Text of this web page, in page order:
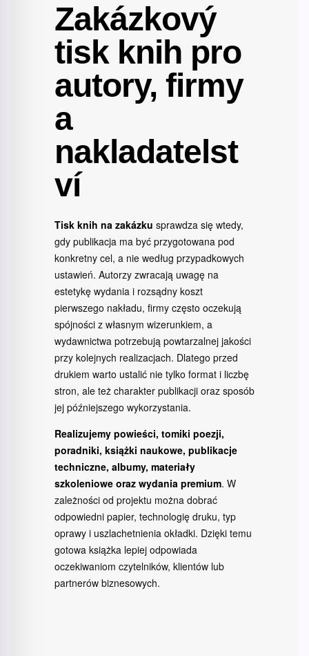
Zakázkový
tisk knih pro
autory, firmy
a
nakladatelst
ví
Tisk knih na zakázku sprawdza się wtedy,
gdy publikacja ma być przygotowana pod
konkretny cel, a nie według przypadkowych
ustawień. Autorzy zwracają uwagę na
estetykę wydania i rozsądny koszt
pierwszego nakładu, firmy często oczekują
spójności z własnym wizerunkiem, a
wydawnictwa potrzebują powtarzalnej jakości
przy kolejnych realizacjach. Dlatego przed
drukiem warto ustalić nie tylko format i liczbę
stron, ale też charakter publikacji oraz sposób
jej późniejszego wykorzystania.
Realizujemy powieści, tomiki poezji,
poradniki, książki naukowe, publikacje
techniczne, albumy, materiały
szkoleniowe oraz wydania premium. W
zależności od projektu można dobrać
odpowiedni papier, technologię druku, typ
oprawy i uszlachetnienia okładki. Dzięki temu
gotowa książka lepiej odpowiada
oczekiwaniom czytelników, klientów lub
partnerów biznesowych.